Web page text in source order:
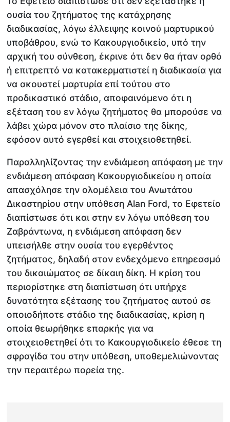
ουσία του ζητήματος της κατάχρησης
διαδικασίας, λόγω έλλειψης κοινού μαρτυρικού
υποβάθρου, ενώ το Κακουργιοδικείο, υπό την
αρχική του σύνθεση, έκρινε ότι δεν θα ήταν ορθό
ή επιτρεπτό να κατακερματιστεί η διαδικασία για
να ακουστεί μαρτυρία επί τούτου στο
προδικαστικό στάδιο, αποφαινόμενο ότι η
εξέταση του εν λόγω ζητήματος θα μπορούσε να
λάβει χώρα μόνον στο πλαίσιο της δίκης,
εφόσον αυτό εγερθεί και στοιχειοθετηθεί.
Παραλληλίζοντας την ενδιάμεση απόφαση με την
ενδιάμεση απόφαση Κακουργιοδικείου η οποία
απασχόλησε την ολομέλεια του Ανωτάτου
Δικαστηρίου στην υπόθεση Alan Ford, το Εφετείο
διαπίστωσε ότι και στην εν λόγω υπόθεση του
Ζαβράντωνα, η ενδιάμεση απόφαση δεν
υπεισήλθε στην ουσία του εγερθέντος
ζητήματος, δηλαδή στον ενδεχόμενο επηρεασμό
του δικαιώματος σε δίκαιη δίκη. Η κρίση του
περιορίστηκε στη διαπίστωση ότι υπήρχε
δυνατότητα εξέτασης του ζητήματος αυτού σε
οποιοδήποτε στάδιο της διαδικασίας, κρίση η
οποία θεωρήθηκε επαρκής για να
στοιχειοθετηθεί ότι το Κακουργιοδικείο έθεσε τη
σφραγίδα του στην υπόθεση, υποθεμελιώνοντας
την περαιτέρω πορεία της.